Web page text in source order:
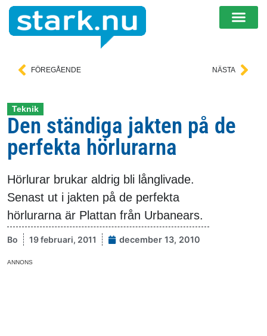
FÖREGÅENDE NÄSTA
Teknik
Den ständiga jakten på de
perfekta hörlurarna
Hörlurar brukar aldrig bli långlivade.
Senast ut i jakten på de perfekta
hörlurarna är Plattan från Urbanears.
Bo 19 februari, 2011 december 13, 2010
ANNONS